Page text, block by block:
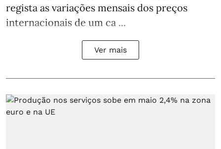
regista as variações mensais dos preços
internacionais de um ca ...
Ver mais